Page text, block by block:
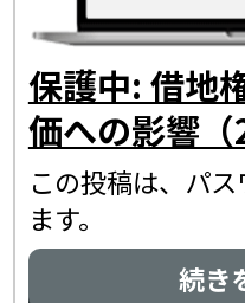
保護中: 借地
価への影響（
この投稿は、パ
ます。
続き